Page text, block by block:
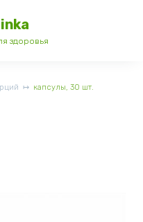
здоровья
капсулы, 30 шт.